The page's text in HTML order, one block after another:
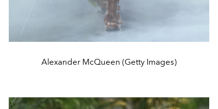
Alexander McQueen (Getty Images)